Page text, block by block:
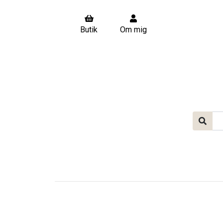
Butik Om mig